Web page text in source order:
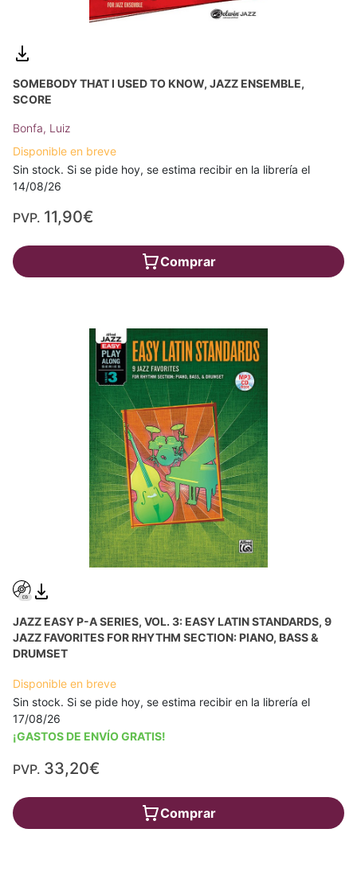
SOMEBODY THAT I USED TO KNOW, JAZZ ENSEMBLE,
SCORE
Bonfa, Luiz
Disponible en breve
Sin stock. Si se pide hoy, se estima recibir en la librería el
14/08/26
PVP. 11,90€
Comprar
JAZZ EASY P-A SERIES, VOL. 3: EASY LATIN STANDARDS, 9
JAZZ FAVORITES FOR RHYTHM SECTION: PIANO, BASS &
DRUMSET
Disponible en breve
Sin stock. Si se pide hoy, se estima recibir en la librería el
17/08/26
¡GASTOS DE ENVÍO GRATIS!
PVP. 33,20€
Comprar